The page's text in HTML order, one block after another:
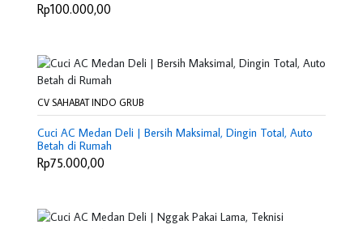
Rp100.000,00
CV SAHABAT INDO GRUB
Cuci AC Medan Deli | Bersih Maksimal, Dingin Total, Auto
Betah di Rumah
Rp75.000,00